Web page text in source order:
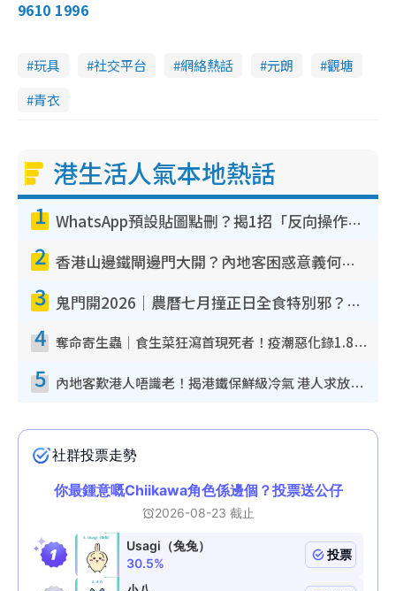
9610 1996
玩具 社交平台 網絡熱話 元朗
觀塘
青衣
港生活人氣本地熱話
1 WhatsApp預設貼圖點刪？揭1招「反向操作」還原簡潔介面 附3步實測教學
2 香港山邊鐵閘邊門大開？內地客困惑意義何在！網民神回覆：呢種叫法理性防禦
3 鬼門開2026｜農曆七月撞正日全食特別邪？專家警告切忌做一事！揭4大禁忌+2招保平安
4 奪命寄生蟲｜食生菜狂瀉首現死者！疫潮惡化錄1.8萬宗病例 揭洗菜3大謬誤
5 內地客歎港人唔識老！揭港鐵保鮮級冷氣 港人求放過：咪投訴